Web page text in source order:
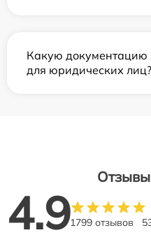
Какую документацию
для юридических лиц?
Отзывы
4.91799 отзывов